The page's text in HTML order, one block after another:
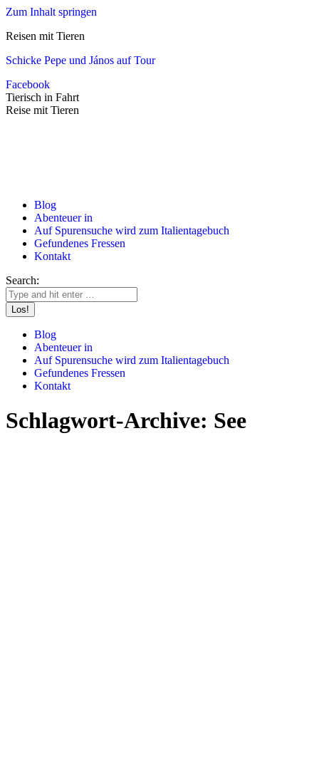
Zum Inhalt springen
Reisen mit Tieren
Schicke Pepe und János auf Tour
Facebook
Tierisch in Fahrt
Reise mit Tieren
Blog
Abenteuer in
Auf Spurensuche wird zum Italientagebuch
Gefundenes Fressen
Kontakt
Search:
Blog
Abenteuer in
Auf Spurensuche wird zum Italientagebuch
Gefundenes Fressen
Kontakt
Schlagwort-Archive: See